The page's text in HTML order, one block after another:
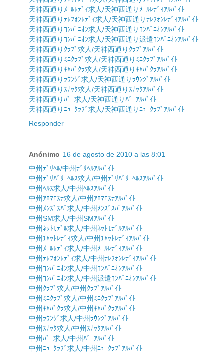
天神西通りﾒｰﾙﾚﾃﾞｨ求人/天神西通りﾒｰﾙﾚﾃﾞｨｱﾙﾊﾞｲﾄ
天神西通りﾃﾚﾌｫﾝﾚﾃﾞｨ求人/天神西通りﾃﾚﾌｫﾝﾚﾃﾞｨｱﾙﾊﾞｲﾄ
天神西通りｺﾝﾊﾟﾆｵﾝ求人/天神西通りｺﾝﾊﾟﾆｵﾝｱﾙﾊﾞｲﾄ
天神西通りｺﾝﾊﾟﾆｵﾝ求人/天神西通り派遣ｺﾝﾊﾟﾆｵﾝｱﾙﾊﾞｲﾄ
天神西通りｸﾗﾌﾞ求人/天神西通りｸﾗﾌﾞｱﾙﾊﾞｲﾄ
天神西通りﾐﾆｸﾗﾌﾞ求人/天神西通りﾐﾆｸﾗﾌﾞｱﾙﾊﾞｲﾄ
天神西通りｷｬﾊﾞｸﾗ求人/天神西通りｷｬﾊﾞｸﾗｱﾙﾊﾞｲﾄ
天神西通りﾗｳﾝｼﾞ求人/天神西通りﾗｳﾝｼﾞｱﾙﾊﾞｲﾄ
天神西通りｽﾅｯｸ求人/天神西通りｽﾅｯｸｱﾙﾊﾞｲﾄ
天神西通りﾊﾞｰ求人/天神西通りﾊﾞｰｱﾙﾊﾞｲﾄ
天神西通りﾆｭｰｸﾗﾌﾞ求人/天神西通りﾆｭｰｸﾗﾌﾞｱﾙﾊﾞｲﾄ
Responder
Anónimo 16 de agosto de 2010 a las 8:01
中州ﾃﾞﾘﾍﾙ/中州ﾃﾞﾘﾍﾙｱﾙﾊﾞｲﾄ
中州ﾃﾞﾘﾊﾞﾘｰﾍﾙｽ求人/中州ﾃﾞﾘﾊﾞﾘｰﾍﾙｽｱﾙﾊﾞｲﾄ
中州ﾍﾙｽ求人/中州ﾍﾙｽｱﾙﾊﾞｲﾄ
中州ｱﾛﾏｴｽﾃ求人/中州ｱﾛﾏｴｽﾃｱﾙﾊﾞｲﾄ
中州ﾒﾝｽﾞｽﾊﾟ求人/中州ﾒﾝｽﾞｽﾊﾟｱﾙﾊﾞｲﾄ
中州SM求人/中州SMｱﾙﾊﾞｲﾄ
中州ﾈｯﾄﾓﾃﾞﾙ求人/中州ﾈｯﾄﾓﾃﾞﾙｱﾙﾊﾞｲﾄ
中州ﾁｬｯﾄﾚﾃﾞｨ求人/中州ﾁｬｯﾄﾚﾃﾞｨｱﾙﾊﾞｲﾄ
中州ﾒｰﾙﾚﾃﾞｨ求人/中州ﾒｰﾙﾚﾃﾞｨｱﾙﾊﾞｲﾄ
中州ﾃﾚﾌｫﾝﾚﾃﾞｨ求人/中州ﾃﾚﾌｫﾝﾚﾃﾞｨｱﾙﾊﾞｲﾄ
中州ｺﾝﾊﾟﾆｵﾝ求人/中州ｺﾝﾊﾟﾆｵﾝｱﾙﾊﾞｲﾄ
中州ｺﾝﾊﾟﾆｵﾝ求人/中州派遣ｺﾝﾊﾟﾆｵﾝｱﾙﾊﾞｲﾄ
中州ｸﾗﾌﾞ求人/中州ｸﾗﾌﾞｱﾙﾊﾞｲﾄ
中州ﾐﾆｸﾗﾌﾞ求人/中州ﾐﾆｸﾗﾌﾞｱﾙﾊﾞｲﾄ
中州ｷｬﾊﾞｸﾗ求人/中州ｷｬﾊﾞｸﾗｱﾙﾊﾞｲﾄ
中州ﾗｳﾝｼﾞ求人/中州ﾗｳﾝｼﾞｱﾙﾊﾞｲﾄ
中州ｽﾅｯｸ求人/中州ｽﾅｯｸｱﾙﾊﾞｲﾄ
中州ﾊﾞｰ求人/中州ﾊﾞｰｱﾙﾊﾞｲﾄ
中州ﾆｭｰｸﾗﾌﾞ求人/中州ﾆｭｰｸﾗﾌﾞｱﾙﾊﾞｲﾄ